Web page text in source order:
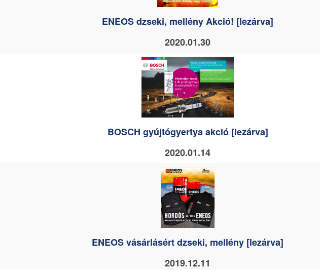
ENEOS dzseki, mellény Akció! [lezárva]
2020.01.30
BOSCH gyújtógyertya akció [lezárva]
2020.01.14
ENEOS vásárlásért dzseki, mellény [lezárva]
2019.12.11